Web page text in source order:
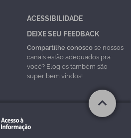
ACESSIBILIDADE
DEIXE SEU FEEDBACK
Compartilhe conoscose nossos
canais estão adequados pra
você? Elogios também são
super bem vindos!